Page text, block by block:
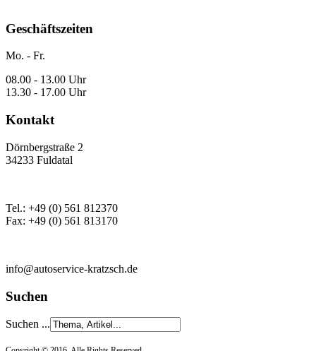
Geschäftszeiten
Mo. - Fr.
08.00 - 13.00 Uhr
13.30 - 17.00 Uhr
Kontakt
Dörnbergstraße 2
34233 Fuldatal
Tel.: +49 (0) 561 812370
Fax: +49 (0) 561 813170
info@autoservice-kratzsch.de
Suchen
Suchen ...